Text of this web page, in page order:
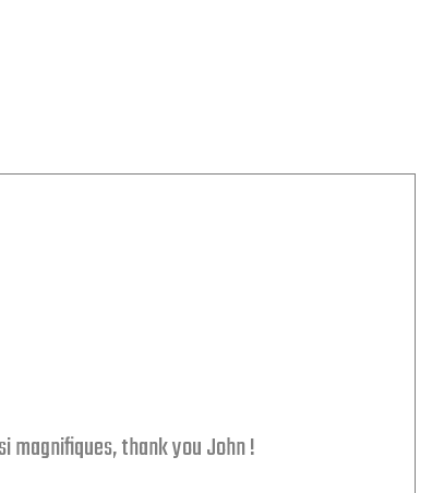
magnifiques, thank you John !